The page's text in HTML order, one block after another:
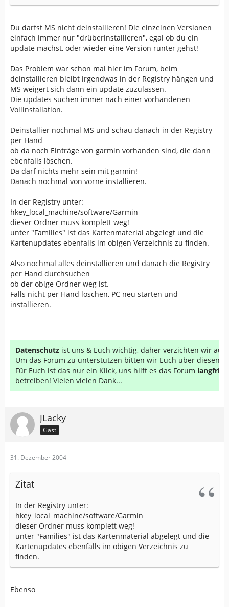
Du darfst MS nicht deinstallieren! Die einzelnen Versionen
einfach immer nur "drüberinstallieren", egal ob du ein
update machst, oder wieder eine Version runter gehst!
Das Problem war schon mal hier im Forum, beim
deinstallieren bleibt irgendwas in der Registry hängen und
MS weigert sich dann ein update zuzulassen.
Die updates suchen immer nach einer vorhandenen
Vollinstallation.
Deinstallier nochmal MS und schau danach in der Registry
per Hand
ob da noch Einträge von garmin vorhanden sind, die dann
ebenfalls löschen.
Da darf nichts mehr sein mit garmin!
Danach nochmal von vorne installieren.
In der Registry unter:
hkey_local_machine/software/Garmin
dieser Ordner muss komplett weg!
unter "Families" ist das Kartenmaterial abgelegt und die
Kartenupdates ebenfalls im obigen Verzeichnis zu finden.
Also nochmal alles deinstallieren und danach die Registry
per Hand durchsuchen
ob der obige Ordner weg ist.
Falls nicht per Hand löschen, PC neu starten und
installieren.
Datenschutz ist uns & Euch wichtig, daher verzichten wir auf
Um das Forum zu unterstützen bitten wir Euch über diesen
Für Euch ist das nur ein Klick, uns hilft es das Forum
betreiben! Vielen vielen Dank...
JLacky
Gast
31. Dezember 2004
Zitat
In der Registry unter:
hkey_local_machine/software/Garmin
dieser Ordner muss komplett weg!
unter "Families" ist das Kartenmaterial abgelegt und die
Kartenupdates ebenfalls im obigen Verzeichnis zu
finden.
Ebenso